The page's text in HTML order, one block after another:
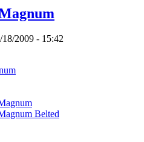
2009 - 15:42
Belted